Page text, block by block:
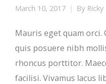
March 10, 2017 By Ricky
Mauris eget quam
quis posuere nibh
rhoncus porttitor.
facilisi. Vivamus lacus